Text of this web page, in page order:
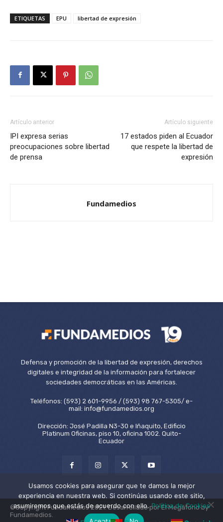
ETIQUETAS EPU libertad de expresión
Artículo anterior
IPI expresa serias
preocupaciones sobre libertad
de prensa
Artículo siguiente
17 estados piden al Ecuador
que respete la libertad de
expresión
Fundamedios
Defensa y promoción de la libertad de expresión, derechos
digitales e integridad de la información para fortalecer
sociedades democráticas en las Américas.
Teléfonos: (593) 2 601-9956 / (593) 98 767-5305/ e-
mail: info@fundamedios.org
Dirección: José Padilla N3-30 e Iñaquito, Edificio
Platinum Oficinas, piso 10, oficina 1002. Quito-
Ecuador
©Copyright Fundamedios 2021. Desarrollado por El Megáfono by
Fundamedios.
Usamos cookies para asegurar que te damos la mejor
experiencia en nuestra web. Si continúas usando este sitio,
asumiremos que estás de acuerdo con ello.Política de Cookies